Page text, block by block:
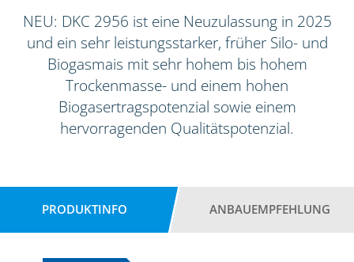
NEU: DKC 2956 ist eine Neuzulassung in 2025
und ein sehr leistungsstarker, früher Silo- und
Biogasmais mit sehr hohem bis hohem
Trockenmasse- und einem hohen
Biogasertragspotenzial sowie einem
hervorragenden Qualitätspotenzial.
PRODUKTINFO ANBAUEMPFEHLUNG